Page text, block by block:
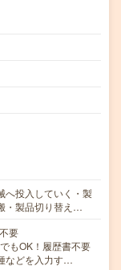
へ投入していく・製
・製品切り替え…
要
もOK！履歴書不要
などを入力す…